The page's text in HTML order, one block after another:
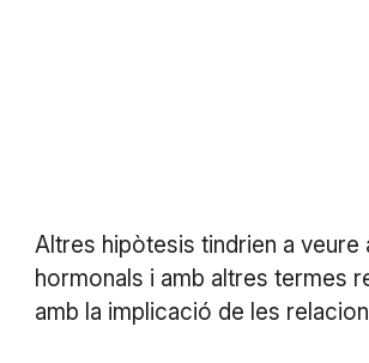
Altres hipòtesis tindrien a veure
hormonals i amb altres termes
amb la implicació de les